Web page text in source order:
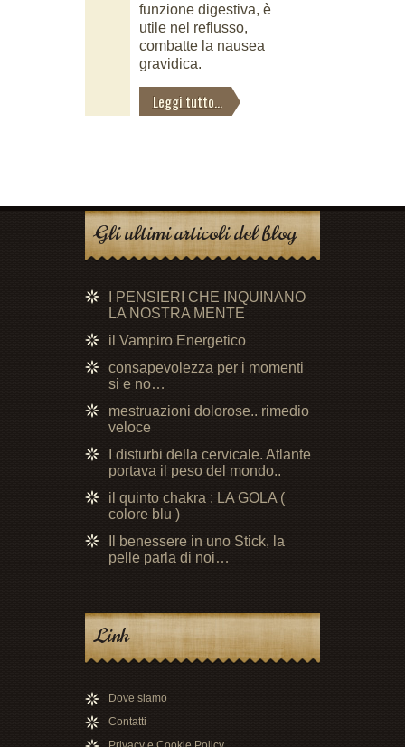
funzione digestiva, è
utile nel reflusso,
combatte la nausea
gravidica.
Leggi tutto...
Gli ultimi articoli del blog
I PENSIERI CHE INQUINANO
LA NOSTRA MENTE
il Vampiro Energetico
consapevolezza per i momenti
si e no…
mestruazioni dolorose.. rimedio
veloce
I disturbi della cervicale. Atlante
portava il peso del mondo..
il quinto chakra : LA GOLA (
colore blu )
Il benessere in uno Stick, la
pelle parla di noi…
Link
Dove siamo
Contatti